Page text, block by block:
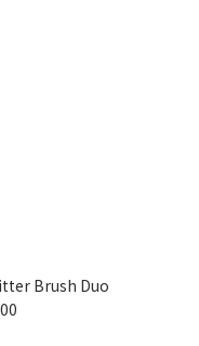
Brush Duo